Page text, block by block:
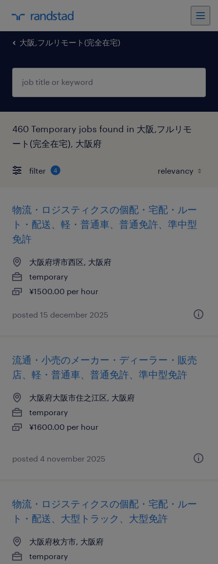
大阪,フルリモート(完全在宅)
460 Temporary jobs found in 大阪,フルリモ
ート(完全在宅), 大阪府
filter 4
物流・ロジスティクスの個配・宅配・ルー
ト・配送、軽・普通車、普通免許、準中型
免許
大阪府堺市西区, 大阪府
temporary
¥1500.00 per hour
posted 15 december 2025
流通・小売のメーカー・ディーラー・販売
店、軽・普通車、普通免許、準中型免許
大阪府大阪市住之江区, 大阪府
temporary
¥1600.00 per hour
posted 4 november 2025
物流・ロジスティクスの個配・宅配・ルー
ト・配送、大型トラック、大型免許
大阪府枚方市, 大阪府
temporary